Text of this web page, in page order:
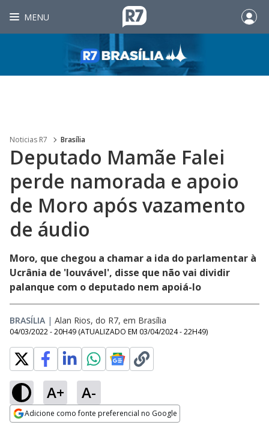
MENU
Noticias R7 Brasília
Deputado Mamãe Falei
perde namorada e apoio
de Moro após vazamento
de áudio
Moro, que chegou a chamar a ida do parlamentar à
Ucrânia de 'louvável', disse que não vai dividir
palanque com o deputado nem apoiá-lo
BRASÍLIA | Alan Rios, do R7, em Brasília
04/03/2022 - 20H49 (ATUALIZADO EM 03/04/2024 - 22H49)
A+ A-
Adicione como fonte preferencial no Google